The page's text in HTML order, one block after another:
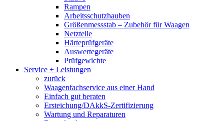
Rampen
Arbeitsschutzhauben
Größenmessstab – Zubehör für Waagen
Netzteile
Härteprüfgeräte
Auswertegeräte
Prüfgewichte
Service + Leistungen
zurück
Waagenfachservice aus einer Hand
Einfach gut beraten
Ersteichung/DAkkS-Zertifizierung
Wartung und Reparaturen